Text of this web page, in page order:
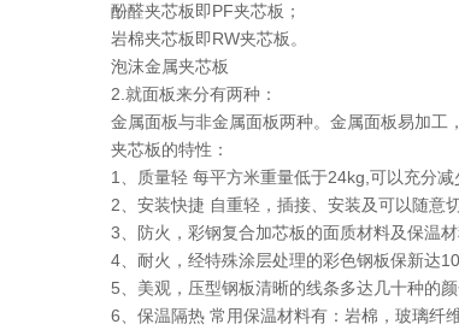
酚醛夹芯板即PF夹芯板；
岩棉夹芯板即RW夹芯板。
泡沫金属夹芯板
2.就面板来分有两种：
金属面板与非金属面板两种。金属面板易加工
夹芯板的特性：
1、质量轻 每平方米重量低于24kg,可以充分减
2、安装快捷 自重轻，插接、安装及可以随意
3、防火，彩钢复合加芯板的面质材料及保温
4、耐火，经特殊涂层处理的彩色钢板保新达
5、美观，压型钢板清晰的线条多达几十种的
6、保温隔热 常用保温材料有：岩棉，玻璃纤